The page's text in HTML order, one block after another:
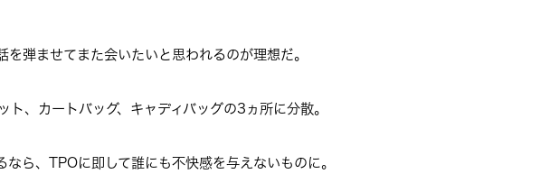
弾ませてまた会いたいと思われるのが理想だ。
、カートバッグ、キャディバッグの3ヵ所に分散。
ら、TPOに即して誰にも不快感を与えないものに。